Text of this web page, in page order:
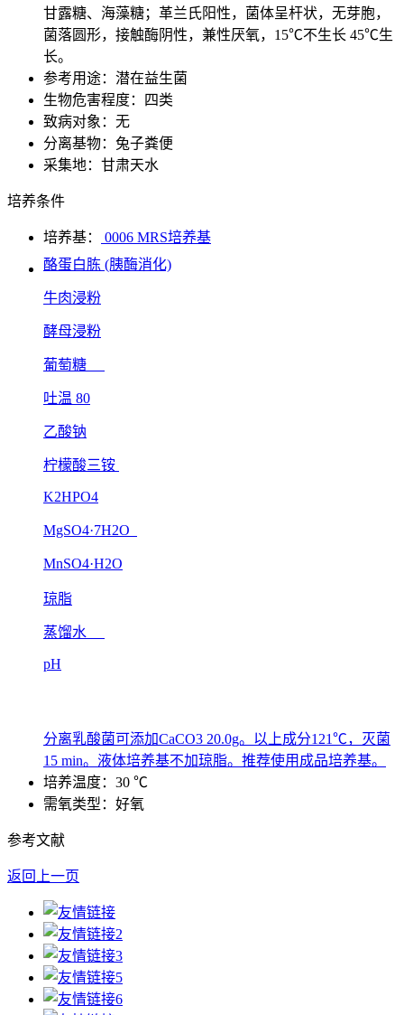
甘露糖、海藻糖；革兰氏阳性，菌体呈杆状，无芽胞，
菌落圆形，接触酶阴性，兼性厌氧，15℃不生长 45℃生
长。
参考用途：潜在益生菌
生物危害程度：四类
致病对象：无
分离基物：兔子粪便
采集地：甘肃天水
培养条件
培养基：
0006 MRS培养基
酪蛋白胨 (胰酶消化)
牛肉浸粉
酵母浸粉
葡萄糖
吐温 80
乙酸钠
柠檬酸三铵
K2HPO4
MgSO4·7H2O
MnSO4·H2O
琼脂
蒸馏水
pH
分离乳酸菌可添加CaCO3 20.0g。以上成分121℃，灭菌
15 min。液体培养基不加琼脂。推荐使用成品培养基。
培养温度：30 ℃
需氧类型：好氧
参考文献
返回上一页